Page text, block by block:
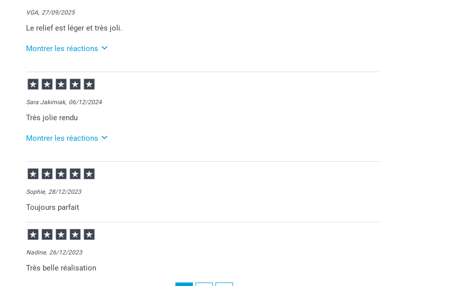
VGA, 27/09/2025
Le relief est léger et très joli.
Montrer les réactions
30/09/2025
08:42
Bonjour Véronique,
Au plaisir de vous retrouver sur Smartphoto.
Cordialement,
Sara Jakimiak, 06/12/2024
Très jolie rendu
Montrer les réactions
16/01/2025
09:45
Bonjour Sara,
Passez une belle journée!
Sophie, 28/12/2023
Toujours parfait
Nadine, 26/12/2023
Très belle réalisation